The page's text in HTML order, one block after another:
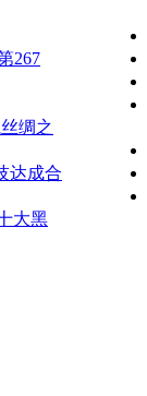
267
绸之
达成合
大黑